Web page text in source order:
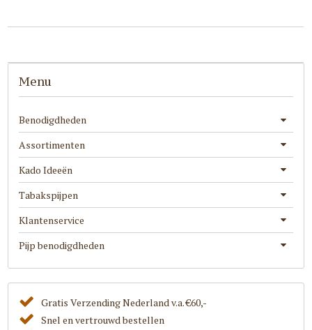
Menu
Benodigdheden
Assortimenten
Kado Ideeën
Tabakspijpen
Klantenservice
Pijp benodigdheden
Gratis Verzending Nederland v.a. €60,-
Snel en vertrouwd bestellen